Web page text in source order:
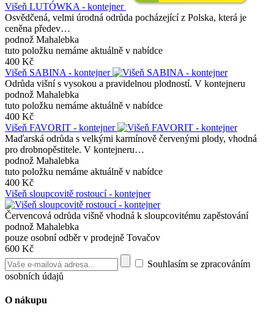
Višeň LUTÓWKA - kontejner
Osvědčená, velmi úrodná odrůda pocházející z Polska, která je
ceněna předev…
podnož Mahalebka
tuto položku nemáme aktuálně v nabídce
400 Kč
Višeň SABINA - kontejner
Odrůda višní s vysokou a pravidelnou plodností. V kontejneru
podnož Mahalebka
tuto položku nemáme aktuálně v nabídce
400 Kč
Višeň FAVORIT - kontejner
Maďarská odrůda s velkými karmínově červenými plody, vhodná
pro drobnopěstitele. V kontejneru…
podnož Mahalebka
tuto položku nemáme aktuálně v nabídce
400 Kč
Višeň sloupcovitě rostoucí - kontejner
Červencová odrůda višně vhodná k sloupcovitému zapěstování
podnož Mahalebka
pouze osobní odběr v prodejně Tovačov
600 Kč
Souhlasím se zpracováním
osobních údajů
O nákupu